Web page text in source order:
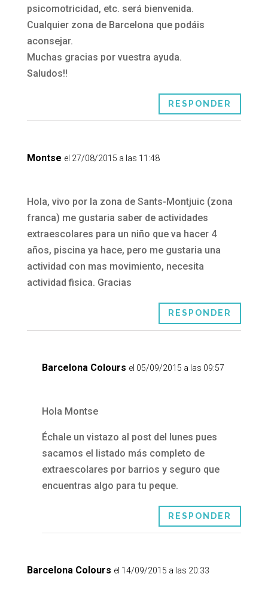
psicomotricidad, etc. será bienvenida.
Cualquier zona de Barcelona que podáis
aconsejar.
Muchas gracias por vuestra ayuda.
Saludos!!
RESPONDER
Montse el 27/08/2015 a las 11:48
Hola, vivo por la zona de Sants-Montjuic (zona
franca) me gustaria saber de actividades
extraescolares para un niño que va hacer 4
años, piscina ya hace, pero me gustaria una
actividad con mas movimiento, necesita
actividad fisica. Gracias
RESPONDER
Barcelona Colours el 05/09/2015 a las 09:57
Hola Montse
Échale un vistazo al post del lunes pues
sacamos el listado más completo de
extraescolares por barrios y seguro que
encuentras algo para tu peque.
RESPONDER
Barcelona Colours el 14/09/2015 a las 20:33